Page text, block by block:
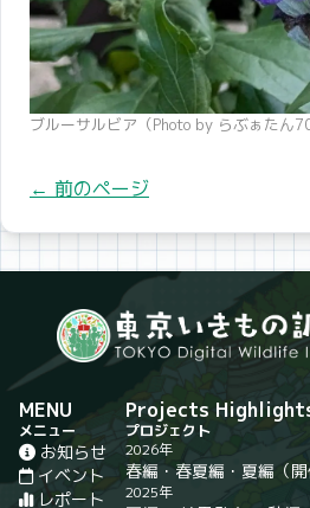
ブルーサルビア（Photo by らぶぁたん70
← 前のページ
MENU
メニュー
お知らせ
イベント
レポート
Projects
プロジェクト
2026年
春編 ・ 春夏編 ・ 夏編 （
2025年